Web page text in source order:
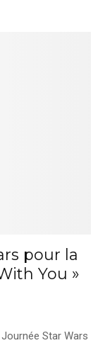
pour la
You »
Star Wars